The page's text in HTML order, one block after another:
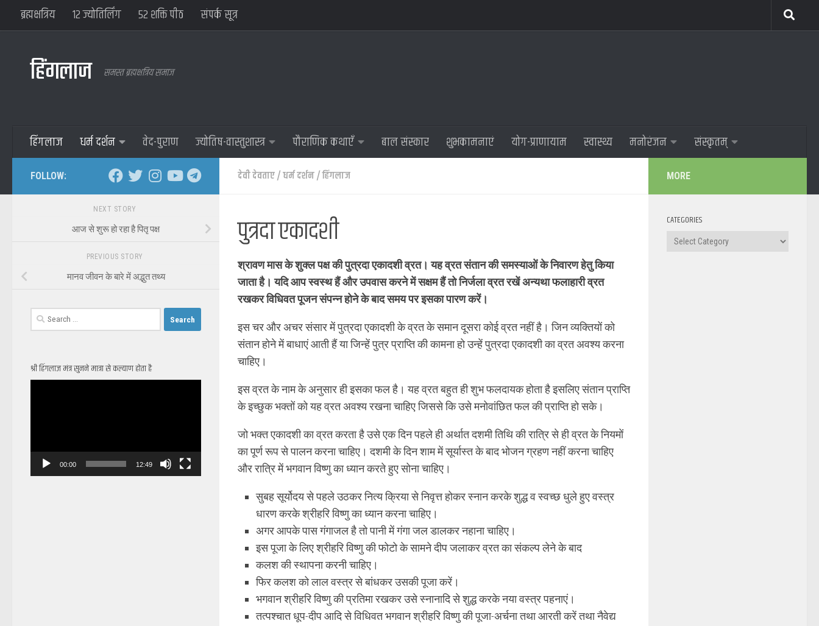
ब्रह्मक्षत्रिय १२ ज्योतिर्लिंग ५२ शक्ति पीठ संपर्क सूत्र
हिंगलाज समस्त ब्रह्मक्षत्रिय समाज
हिंगलाज धर्म दर्शन वेद-पुराण ज्योतिष-वास्तुशास्त्र पौराणिक कथाएँ बाल संस्कार शुभकामनाएं योग-प्राणायाम स्वास्थ्य मनोरंजन संस्कृतम्
देवी देवताए/धर्म दर्शन/हिंगलाज
पुत्रदा एकादशी
श्रावण मास के शुक्ल पक्ष की पुत्रदा एकादशी व्रत। यह व्रत संतान की समस्याओं के निवारण हेतु किया
जाता है। यदि आप स्वस्थ हैं और उपवास करने में सक्षम हैं तो निर्जला व्रत रखें अन्यथा फलाहारी व्रत
रखकर विधिवत पूजन संपन्न होने के बाद समय पर इसका पारण करें।
इस चर और अचर संसार में पुत्रदा एकादशी के व्रत के समान दूसरा कोई व्रत नहीं है। जिन व्यक्तियों को
संतान होने में बाधाएं आती हैं या जिन्हें पुत्र प्राप्ति की कामना हो उन्हें पुत्रदा एकादशी का व्रत अवश्य करना
चाहिए।
इस व्रत के नाम के अनुसार ही इसका फल है। यह व्रत बहुत ही शुभ फलदायक होता है इसलिए संतान प्राप्ति
के इच्छुक भक्तों को यह व्रत अवश्य रखना चाहिए जिससे कि उसे मनोवांछित फल की प्राप्ति हो सके।
जो भक्त एकादशी का व्रत करता है उसे एक दिन पहले ही अर्थात दशमी तिथि की रात्रि से ही व्रत के नियमों
का पूर्ण रूप से पालन करना चाहिए। दशमी के दिन शाम में सूर्यास्त के बाद भोजन ग्रहण नहीं करना चाहिए
और रात्रि में भगवान विष्णु का ध्यान करते हुए सोना चाहिए।
सुबह सूर्योदय से पहले उठकर नित्य क्रिया से निवृत्त होकर स्नान करके शुद्ध व स्वच्छ धुले हुए वस्त्र
धारण करके श्रीहरि विष्‍णु का ध्यान करना चाहिए।
अगर आपके पास गंगाजल है तो पानी में गंगा जल डालकर नहाना चाहिए।
इस पूजा के लिए श्रीहरि विष्णु की फोटो के सामने दीप जलाकर व्रत का संकल्प लेने के बाद
कलश की स्थापना करनी चाहिए।
फिर कलश को लाल वस्त्र से बांधकर उसकी पूजा करें।
भगवान श्रीहरि विष्णु की प्रतिमा रखकर उसे स्नानादि से शुद्ध करके नया वस्त्र पहनाएं।
तत्पश्चात धूप-दीप आदि से विधिवत भगवान श्रीहरि विष्णु की पूजा-अर्चना तथा आरती करें तथा नैवेद्य
FOLLOW:
NEXT STORY
आज से शुरू हो रहा है पितृ पक्ष
PREVIOUS STORY
मानव जीवन के बारे में अद्भुत तथ्य
Search
for:
श्री हिंगलाज मंत्र सुनने मात्रा से कल्याण होता है
00:00 12:49
MORE
CATEGORIES
Categories